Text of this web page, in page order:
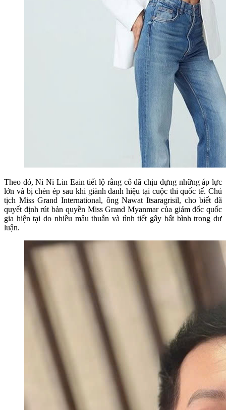
Theo đó, Ni Ni Lin Eain tiết lộ rằng cô đã chịu đựng những áp lực
lớn và bị chèn ép sau khi giành danh hiệu tại cuộc thi quốc tế. Chủ
tịch Miss Grand International, ông Nawat Itsaragrisil, cho biết đã
quyết định rút bản quyền Miss Grand Myanmar của giám đốc quốc
gia hiện tại do nhiều mâu thuẫn và tình tiết gây bất bình trong dư
luận.